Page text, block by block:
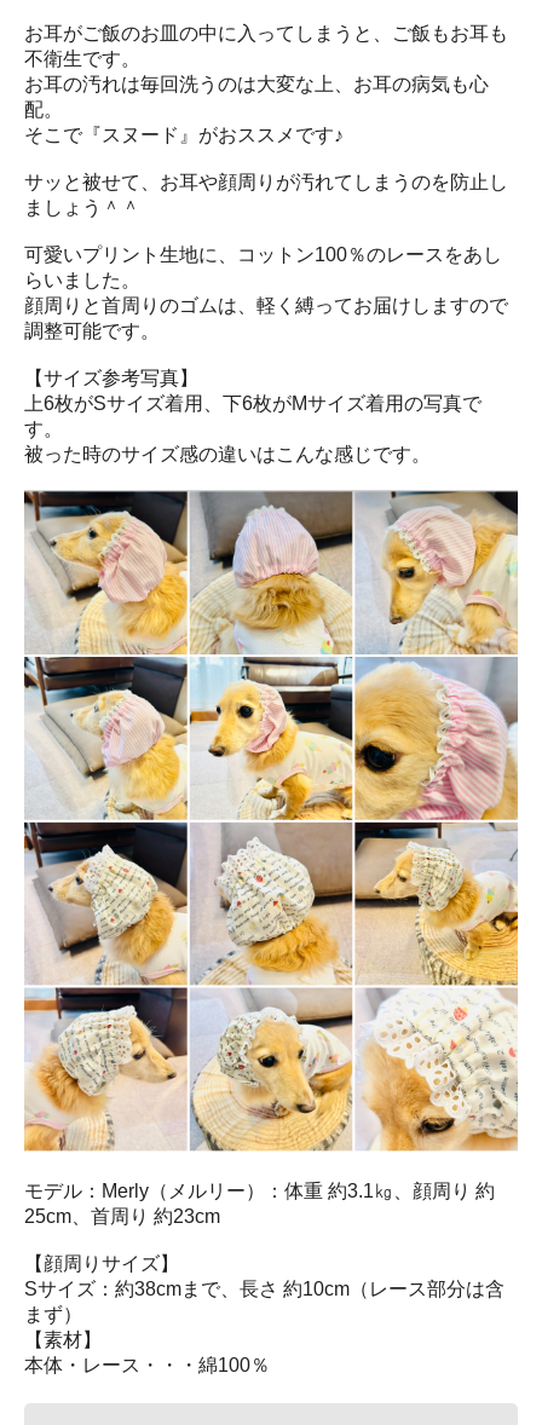
お耳がご飯のお皿の中に入ってしまうと、ご飯もお耳も
不衛生です。
お耳の汚れは毎回洗うのは大変な上、お耳の病気も心
配。
そこで『スヌード』がおススメです♪
サッと被せて、お耳や顔周りが汚れてしまうのを防止し
ましょう＾＾
可愛いプリント生地に、コットン100％のレースをあし
らいました。
顔周りと首周りのゴムは、軽く縛ってお届けしますので
調整可能です。
【サイズ参考写真】
上6枚がSサイズ着用、下6枚がMサイズ着用の写真で
す。
被った時のサイズ感の違いはこんな感じです。
モデル：Merly（メルリー）：体重 約3.1㎏、顔周り 約
25cm、首周り 約23cm
【顔周りサイズ】
Sサイズ：約38cmまで、長さ 約10cm（レース部分は含
まず）
【素材】
本体・レース・・・綿100％